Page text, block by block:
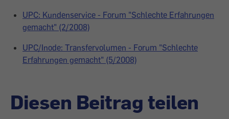
UPC: Kundenservice - Forum "Schlechte Erfahrungen
gemacht" (2/2008)
UPC/Inode: Transfervolumen - Forum "Schlechte
Erfahrungen gemacht" (5/2008)
Diesen Beitrag teilen